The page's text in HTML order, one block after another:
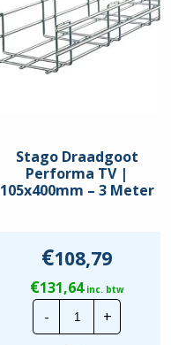
Stago Draadgoot
Performa TV |
105x400mm – 3 Meter
€108,79
€131,64inc. btw
-
Stago
Draadgoot
Performa
+